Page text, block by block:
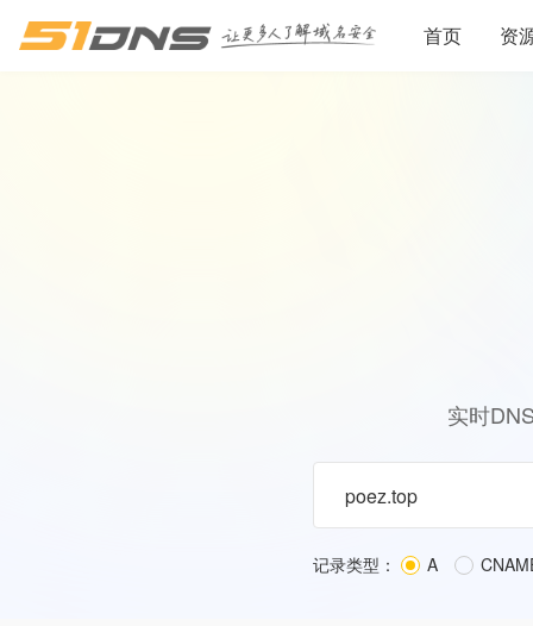
首页 资
实时
记录类型： A